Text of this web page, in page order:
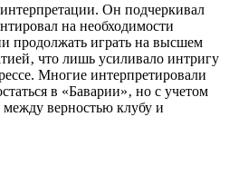
Он подчеркивал
на необходимости
продолжать играть на высшем
что лишь усиливало интригу
Многие интерпретировали
в «Баварии»‚ но с учетом
верностью клубу и